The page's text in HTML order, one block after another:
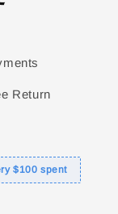
Return
$100 spent